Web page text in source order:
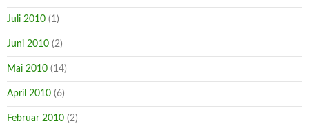
Juli 2010 (1)
Juni 2010 (2)
Mai 2010 (14)
April 2010 (6)
Februar 2010 (2)